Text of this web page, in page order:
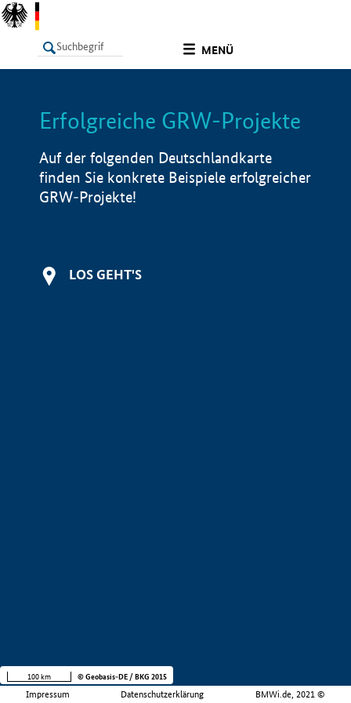
MENÜ
LISTE Info
Erfolgreiche GRW-Projekte
Auf der folgenden Deutschlandkarte
finden Sie konkrete Beispiele erfolgreicher
GRW-Projekte!
LOS GEHT'S
Impressum Datenschutzerklärung BMWi.de, 2021 ©
100 km © Geobasis-DE / BKG 2015